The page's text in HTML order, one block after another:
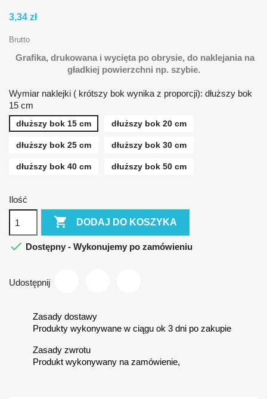
3,34 zł
Brutto
Grafika, drukowana i wycięta po obrysie, do naklejania na
gładkiej powierzchni np. szybie.
Wymiar naklejki ( krótszy bok wynika z proporcji): dłuższy bok
15 cm
dłuższy bok 15 cm dłuższy bok 20 cm
dłuższy bok 25 cm dłuższy bok 30 cm
dłuższy bok 40 cm dłuższy bok 50 cm
Ilość
 DODAJ DO KOSZYKA
 Dostępny - Wykonujemy po zamówieniu
Udostępnij
Zasady dostawy
Produkty wykonywane w ciągu ok 3 dni po zakupie
Zasady zwrotu
Produkt wykonywany na zamówienie,